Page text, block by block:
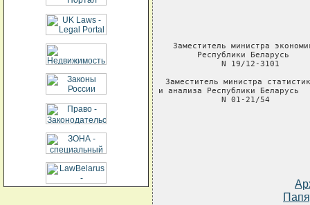
Заместитель министра
Республики
N 19/12-3101
Заместитель министра
и анализа Республики
N 01-21/54